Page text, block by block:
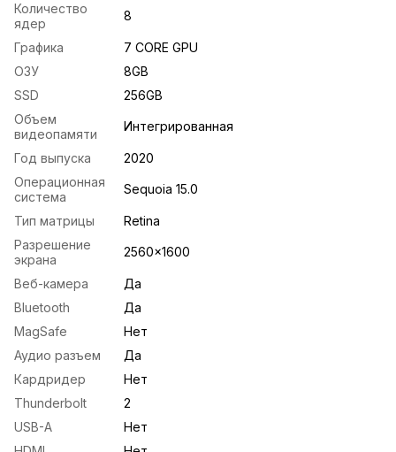
Количество
ядер
8
Графика
7 CORE GPU
ОЗУ
8GB
SSD
256GB
Объем
видеопамяти
Интегрированная
Год выпуска
2020
Операционная
система
Sequoia 15.0
Тип матрицы
Retina
Разрешение
экрана
2560x1600
Веб-камера
Да
Bluetooth
Да
MagSafe
Нет
Аудио разъем
Да
Кардридер
Нет
Thunderbolt
2
USB-A
Нет